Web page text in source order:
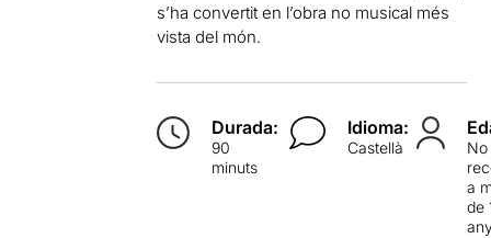
s’ha convertit en l’obra no musical més
vista del món.
Durada:
90
minuts
Idioma:
Castellà
No
a
de